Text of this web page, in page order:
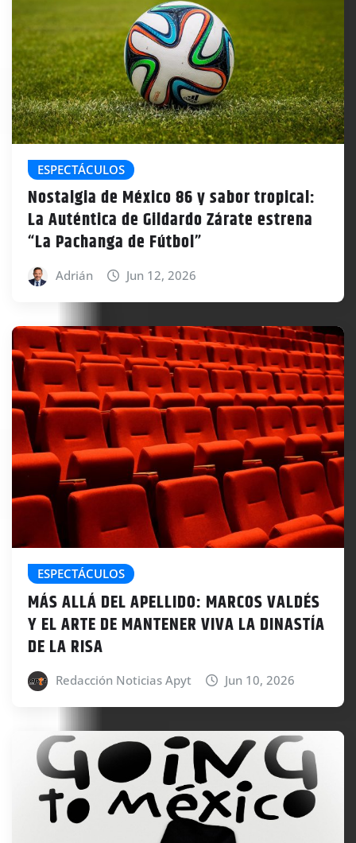
ESPECTÁCULOS
Nostalgia de México 86 y sabor tropical:
La Auténtica de Gildardo Zárate estrena
“La Pachanga de Fútbol”
Adrián Jun 12, 2026
ESPECTÁCULOS
MÁS ALLÁ DEL APELLIDO: MARCOS VALDÉS
Y EL ARTE DE MANTENER VIVA LA DINASTÍA
DE LA RISA
Redacción Noticias Apyt Jun 10, 2026